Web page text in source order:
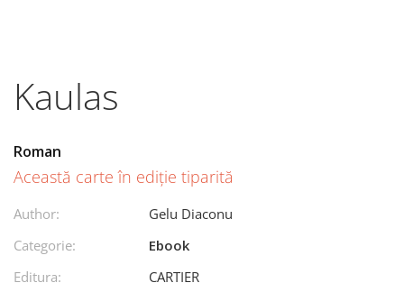
Kaulas
Roman
Această carte în ediție tiparită
Author:
Gelu Diaconu
Categorie:
Ebook
Editura:
CARTIER